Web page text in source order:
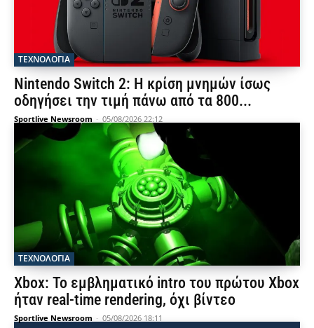
ΤΕΧΝΟΛΟΓΙΑ
Nintendo Switch 2: Η κρίση μνημών ίσως
οδηγήσει την τιμή πάνω από τα 800...
Sportlive Newsroom - 05/08/2026 22:12
ΤΕΧΝΟΛΟΓΙΑ
Xbox: Το εμβληματικό intro του πρώτου Xbox
ήταν real-time rendering, όχι βίντεο
Sportlive Newsroom - 05/08/2026 18:11